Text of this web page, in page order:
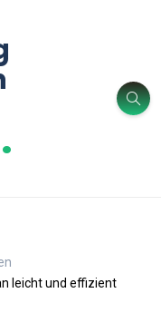
.
leicht und effizient